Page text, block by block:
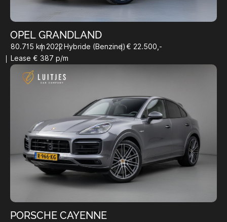
OPEL GRANDLAND
80.715 km 2022Hybride (Benzine)€ 22.500,-
Lease € 387 p/m
PORSCHE CAYENNE